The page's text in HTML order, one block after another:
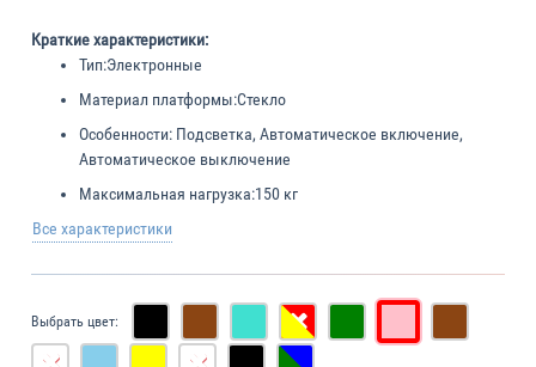
Краткие характеристики:
Тип:Электронные
Материал платформы:Стекло
Особенности: Подсветка, Автоматическое включение,
Автоматическое выключение
Максимальная нагрузка:150 кг
Все характеристики
Выбрать цвет: